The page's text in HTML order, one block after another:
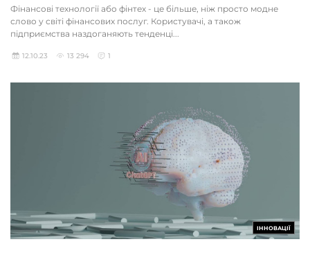
Фінансові технології або фінтех - це більше, ніж просто модне
слово у світі фінансових послуг. Користувачі, а також
підприємства наздоганяють тенденці...
12.10.23 13 294 1
ІННОВАЦІЇ